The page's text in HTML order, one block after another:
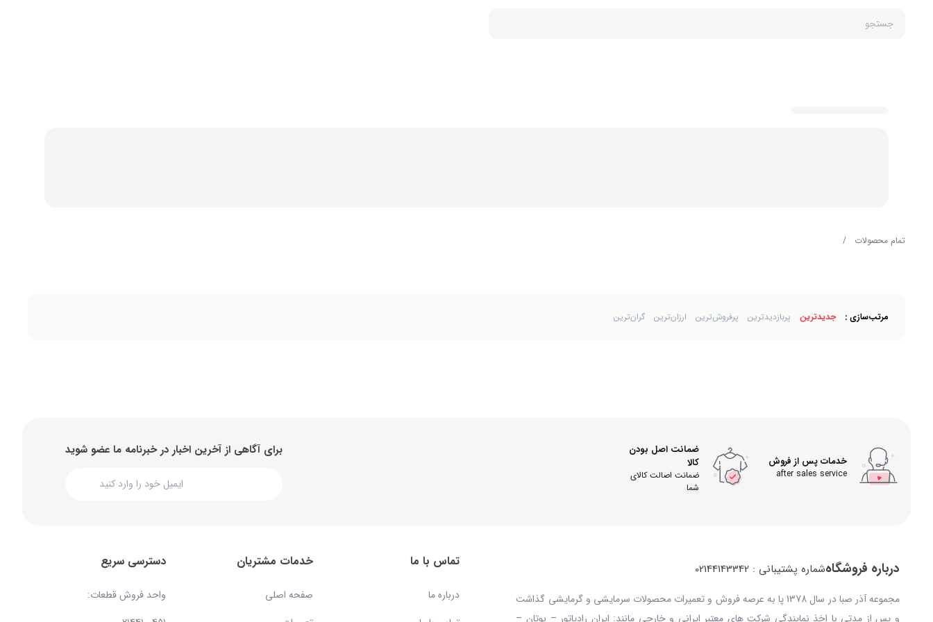
جستجو
تمام محصولات /
مرتب‌سازی : جدیدترین پربازدیدترین پرفروش‌ترین ارزان‌ترین گران‌ترین
خدمات پس از فروش
after sales service
ضمانت اصل بودن
کالا
ضمانت اصالت کالای
شما
برای آگاهی از آخرین اخبار در خبرنامه ما عضو شوید
درباره فروشگاهشماره پشتیبانی : 02144143342
مجموعه آذر صبا در سال 1378 پا به عرصه فروش و تعمیرات محصولات سرمایشی و گرمایشی گذاشت
و پس از مدتی با اخذ نمایندگی شرکت های معتبر ایرانی و خارجی مانند: ایران رادیاتور – بوتان –
تماس با ما
درباره ما
خدمات مشتریان
صفحه اصلی
دسترسی سریع
واحد فروش قطعات: